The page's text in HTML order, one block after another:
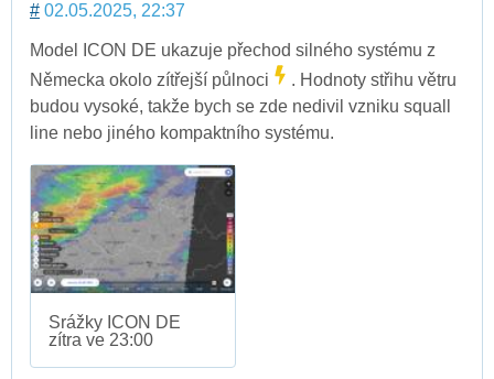
# 02.05.2025, 22:37
Model ICON DE ukazuje přechod silného systému z
Německa okolo zítřejší půlnoci
. Hodnoty střihu větru
budou vysoké, takže bych se zde nedivil vzniku squall
line nebo jiného kompaktního systému.
Srážky ICON DE
zítra ve 23:00